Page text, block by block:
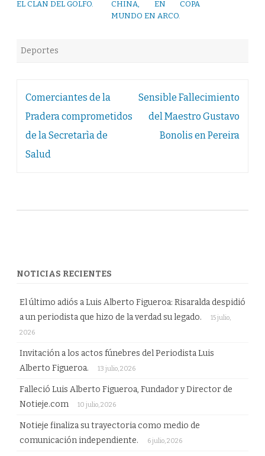
EL CLAN DEL GOLFO.
CHINA, EN COPA
MUNDO EN ARCO.
Deportes
Navegación
de
entradas
Comerciantes de la
Pradera comprometidos
de la Secretarìa de
Salud
Sensible Fallecimiento
del Maestro Gustavo
Bonolis en Pereira
NOTICIAS RECIENTES
El último adiós a Luis Alberto Figueroa: Risaralda despidió
a un periodista que hizo de la verdad su legado.
15 julio,
2026
Invitación a los actos fúnebres del Periodista Luis
Alberto Figueroa.
13 julio, 2026
Falleció Luis Alberto Figueroa, Fundador y Director de
Notieje.com
10 julio, 2026
Notieje finaliza su trayectoria como medio de
comunicación independiente.
6 julio, 2026